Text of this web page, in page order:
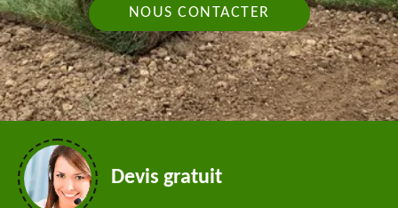
NOUS CONTACTER
Devis gratuit